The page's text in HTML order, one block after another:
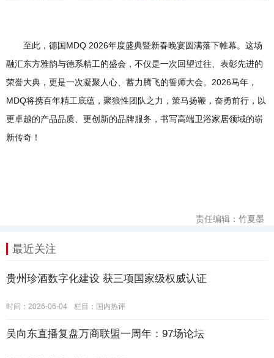
至此，德国MDQ 2026年度盛典暨新春晚宴圆满落下帷幕。这场
融汇东方雅韵与德系精工的盛会，不仅是一次回望过往、表彰先进的
荣誉大典，更是一次凝聚人心、蓄力腾飞的誓师大会。2026马年，
MDQ将携百年精工底蕴，聚狼性团队之力，策马扬鞭，奋勇前行，以
更卓越的产品品质、更创新的品牌服务，书写高端卫浴家居领域的崭
新传奇！
责任编辑：竹夏墨
最近关注
贵州珍酒数字化建设 获三项国家级权威认证
时间：2026-06-04 栏目： 国内热评
吴向东直播复盘万商联盟一周年：97场论坛